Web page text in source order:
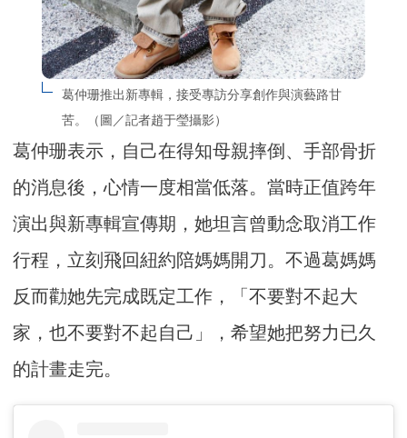
葛仲珊推出新專輯，接受專訪分享創作與演藝路甘
苦。（圖／記者趙于瑩攝影）
葛仲珊表示，自己在得知母親摔倒、手部骨折
的消息後，心情一度相當低落。當時正值跨年
演出與新專輯宣傳期，她坦言曾動念取消工作
行程，立刻飛回紐約陪媽媽開刀。不過葛媽媽
反而勸她先完成既定工作，「不要對不起大
家，也不要對不起自己」，希望她把努力已久
的計畫走完。